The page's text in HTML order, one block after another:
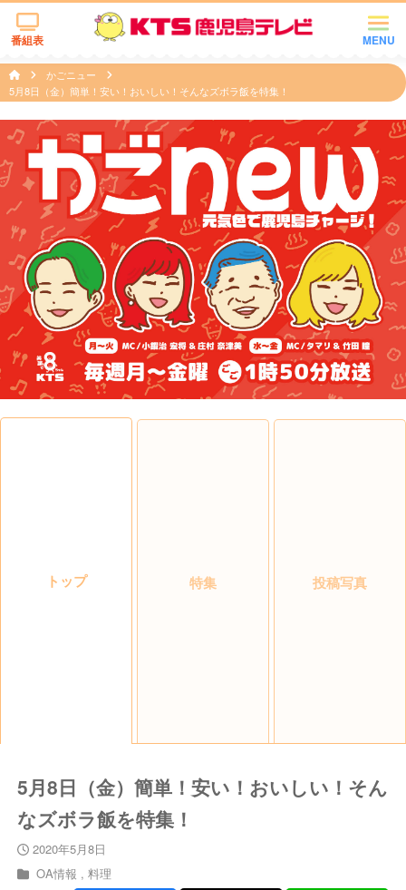
MENU
番組表
かごニュー
5月8日（金）簡単！安い！おいしい！そんなズボラ飯を特集！
トップ 特集 投稿写真
5月8日（金）簡単！安い！おいしい！そん
なズボラ飯を特集！
2020年5月8日
OA情報
料理